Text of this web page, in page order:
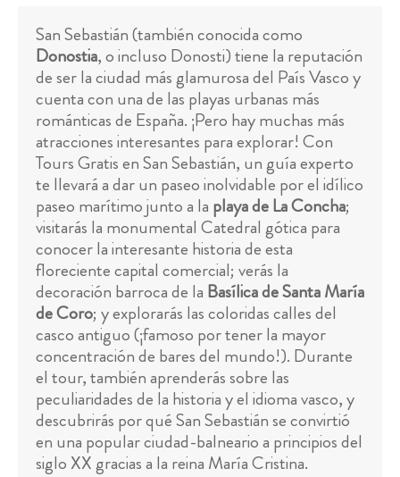
San Sebastián (también conocida como
Donostia, o incluso Donosti) tiene la reputación
de ser la ciudad más glamurosa del País Vasco y
cuenta con una de las playas urbanas más
románticas de España. ¡Pero hay muchas más
atracciones interesantes para explorar! Con
Tours Gratis en San Sebastián, un guía experto
te llevará a dar un paseo inolvidable por el idílico
paseo marítimo junto a la playa de La Concha;
visitarás la monumental Catedral gótica para
conocer la interesante historia de esta
floreciente capital comercial; verás la
decoración barroca de la Basílica de Santa María
de Coro; y explorarás las coloridas calles del
casco antiguo (¡famoso por tener la mayor
concentración de bares del mundo!). Durante
el tour, también aprenderás sobre las
peculiaridades de la historia y el idioma vasco, y
descubrirás por qué San Sebastián se convirtió
en una popular ciudad-balneario a principios del
siglo XX gracias a la reina María Cristina.